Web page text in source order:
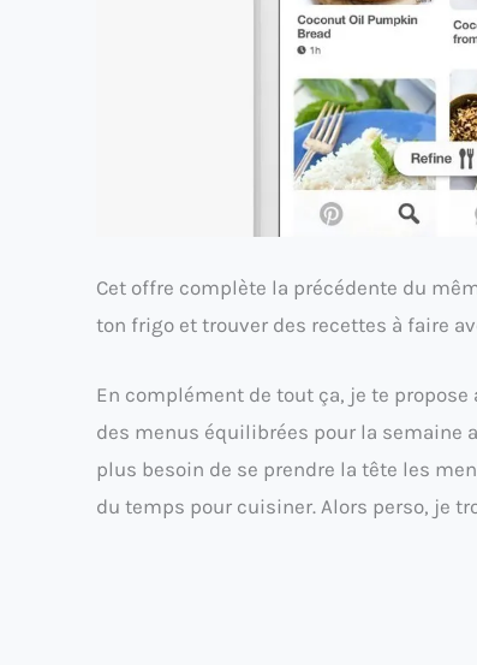
Cet offre complète la précédente du
ton frigo et trouver des recettes à faire
En complément de tout ça, je te
des menus équilibrées pour la semaine
plus besoin de se prendre la tête les
du temps pour cuisiner. Alors perso, je